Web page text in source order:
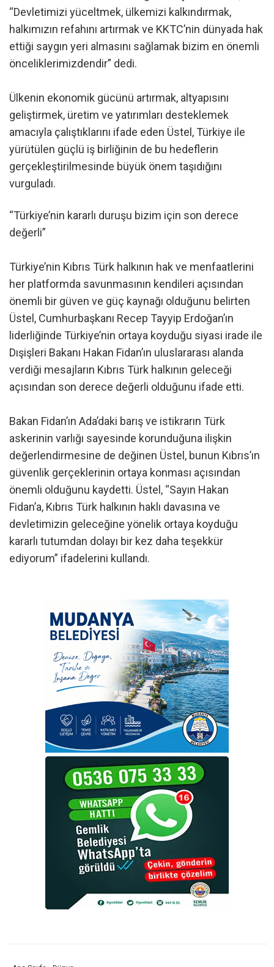
“Devletimizi yüceltmek, ülkemizi kalkındırmak,
halkımızın refahını artırmak ve KKTC’nin dünyada hak
ettiği saygın yeri almasını sağlamak bizim en önemli
önceliklerimizdendir” dedi.
Ülkenin ekonomik gücünü artırmak, altyapısını
geliştirmek, üretim ve yatırımları desteklemek
amacıyla çalıştıklarını ifade eden Üstel, Türkiye ile
yürütülen güçlü iş birliğinin de bu hedeflerin
gerçekleştirilmesinde büyük önem taşıdığını
vurguladı.
“Türkiye’nin kararlı duruşu bizim için son derece
değerli”
Türkiye’nin Kıbrıs Türk halkının hak ve menfaatlerini
her platformda savunmasının kendileri açısından
önemli bir güven ve güç kaynağı olduğunu belirten
Üstel, Cumhurbaşkanı Recep Tayyip Erdoğan’ın
liderliğinde Türkiye’nin ortaya koyduğu siyasi irade ile
Dışişleri Bakanı Hakan Fidan’ın uluslararası alanda
verdiği mesajların Kıbrıs Türk halkının geleceği
açısından son derece değerli olduğunu ifade etti.
Bakan Fidan’ın Ada’daki barış ve istikrarın Türk
askerinin varlığı sayesinde korunduğuna ilişkin
değerlendirmesine de değinen Üstel, bunun Kıbrıs’ın
güvenlik gerçeklerinin ortaya konması açısından
önemli olduğunu kaydetti. Üstel, “Sayın Hakan
Fidan’a, Kıbrıs Türk halkının haklı davasına ve
devletimizin geleceğine yönelik ortaya koyduğu
kararlı tutumdan dolayı bir kez daha teşekkür
ediyorum” ifadelerini kullandı.